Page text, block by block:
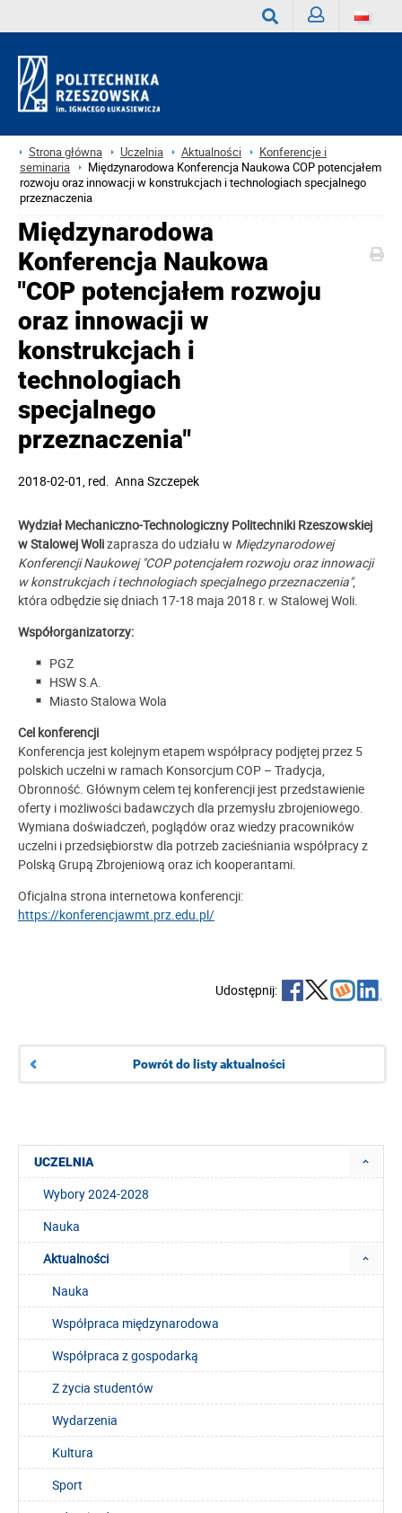
Strona główna Uczelnia Aktualności
Konferencje i
seminaria
Międzynarodowa Konferencja Naukowa COP potencjałem
rozwoju oraz innowacji w konstrukcjach i technologiach specjalnego
przeznaczenia
Międzynarodowa
Konferencja Naukowa
"COP potencjałem rozwoju
oraz innowacji w
konstrukcjach i
technologiach
specjalnego
przeznaczenia"
2018-02-01, red. Anna Szczepek
Wydział Mechaniczno-Technologiczny Politechniki Rzeszowskiej
w Stalowej Wolizaprasza do udziału w Międzynarodowej
Konferencji Naukowej "COP potencjałem rozwoju oraz innowacji
w konstrukcjach i technologiach specjalnego przeznaczenia",
która odbędzie się dniach 17-18 maja 2018 r. w Stalowej Woli.
Współorganizatorzy:
PGZ
HSW S.A.
Miasto Stalowa Wola
Cel konferencji
Konferencja jest kolejnym etapem współpracy podjętej przez 5
polskich uczelni w ramach Konsorcjum COP – Tradycja,
Obronność. Głównym celem tej konferencji jest przedstawienie
oferty i możliwości badawczych dla przemysłu zbrojeniowego.
Wymiana doświadczeń, poglądów oraz wiedzy pracowników
uczelni i przedsiębiorstw dla potrzeb zacieśniania współpracy z
Polską Grupą Zbrojeniową oraz ich kooperantami.
Oficjalna strona internetowa konferencji:
https://konferencjawmt.prz.edu.pl/
Udostępnij:
Powrót do listy aktualności
UCZELNIA
Wybory 2024-2028
Nauka
Aktualności
Nauka
Współpraca międzynarodowa
Współpraca z gospodarką
Z życia studentów
Wydarzenia
Kultura
Sport